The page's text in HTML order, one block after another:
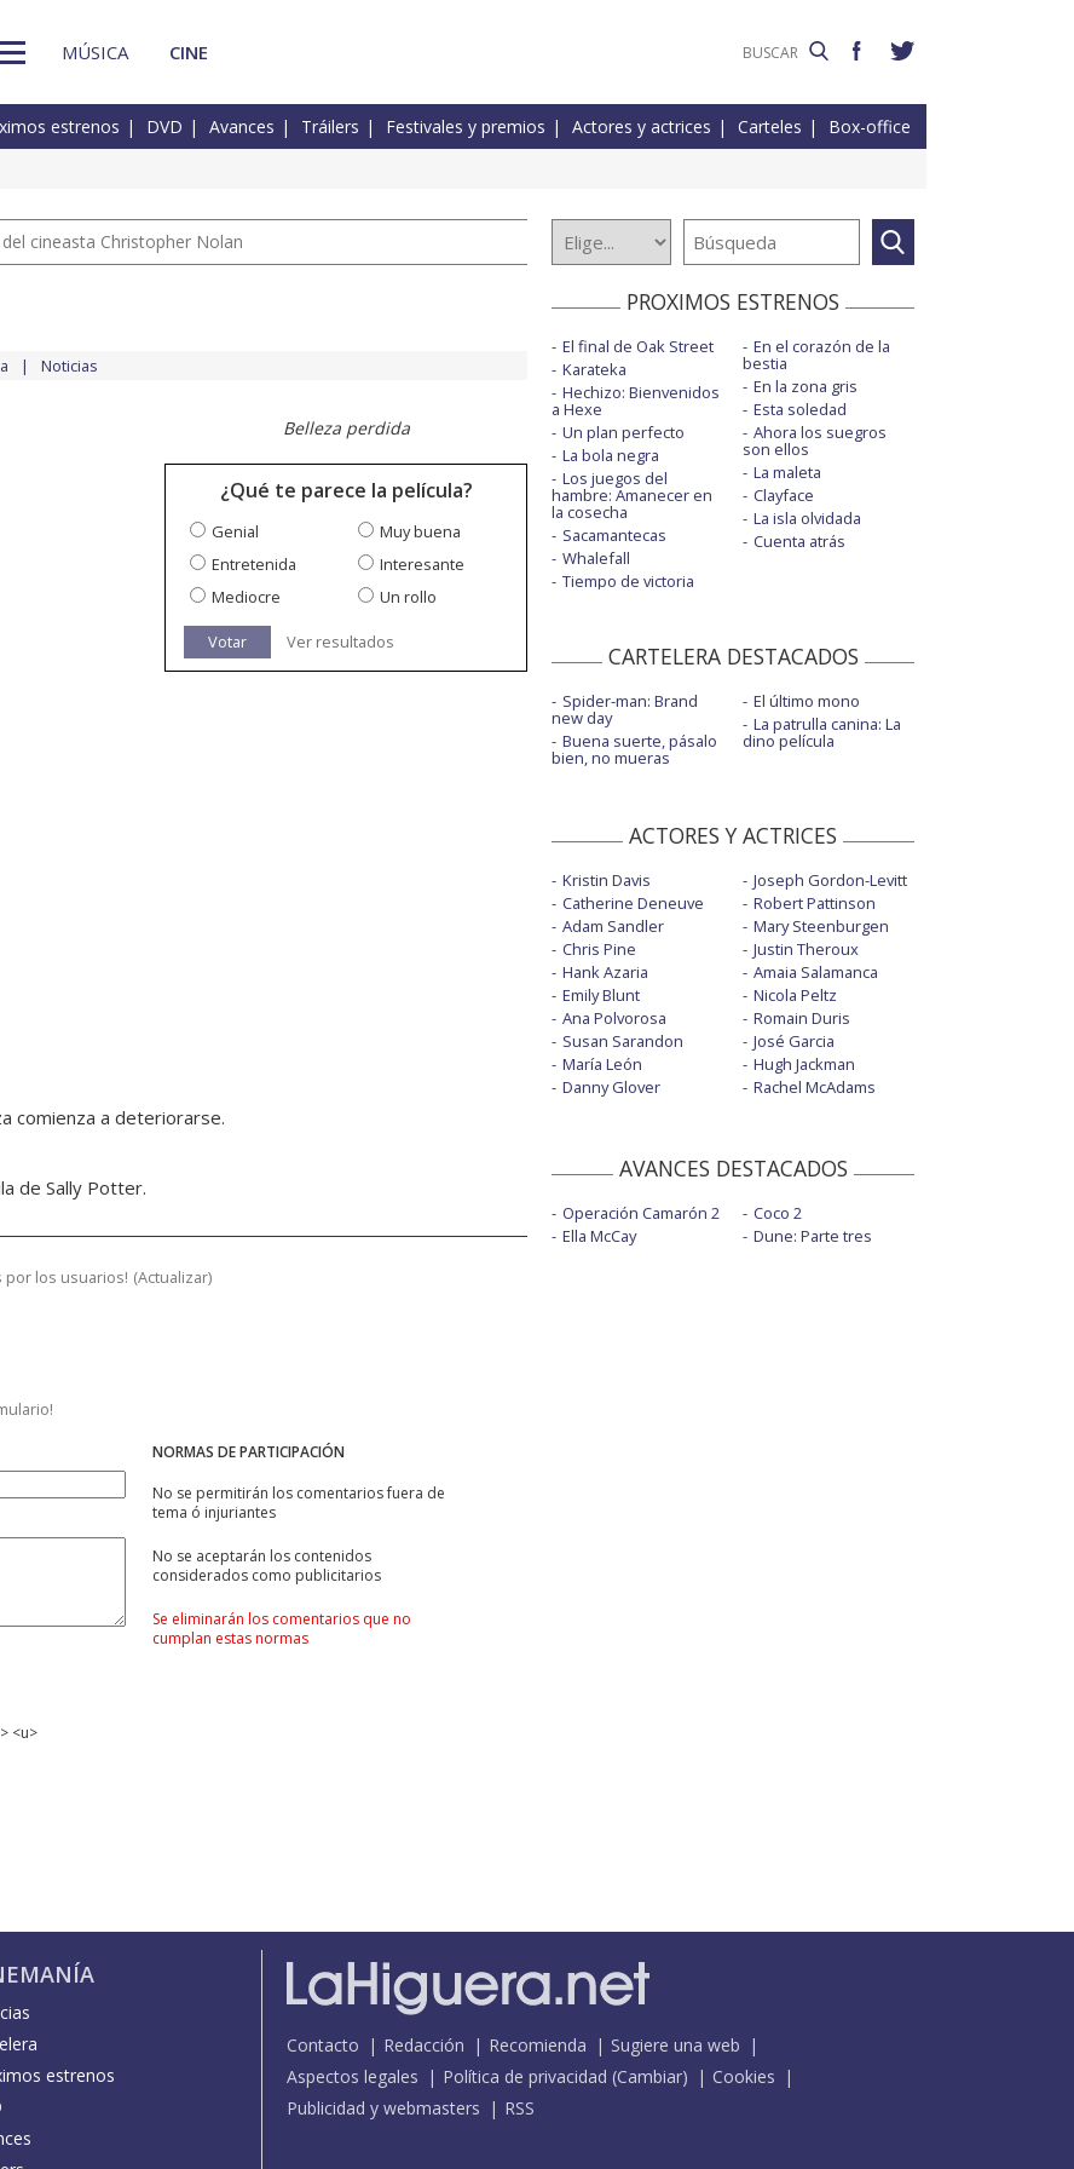
MÚSICA CINE
estrenos DVD Avances Tráilers Festivales y premios Actores y actrices Carteles Box-office
cineasta Christopher Nolan
Noticias
Belleza perdida
¿Qué te parece la película?
Genial
Muy buena
Entretenida
Interesante
Mediocre
Un rollo
Votar Ver resultados
comienza a deteriorarse.
de Sally Potter.
por los usuarios! (Actualizar)
NORMAS DE PARTICIPACIÓN
No se permitirán los comentarios fuera de
tema ó injuriantes
No se aceptarán los contenidos
considerados como publicitarios
Se eliminarán los comentarios que no
cumplan estas normas
<u>
PROXIMOS ESTRENOS
El final de Oak Street
Karateka
Hechizo: Bienvenidos
a Hexe
Un plan perfecto
La bola negra
Los juegos del
hambre: Amanecer en
la cosecha
Sacamantecas
Whalefall
Tiempo de victoria
En el corazón de la
bestia
En la zona gris
Esta soledad
Ahora los suegros
son ellos
La maleta
Clayface
La isla olvidada
Cuenta atrás
CARTELERA DESTACADOS
Spider-man: Brand
new day
Buena suerte, pásalo
bien, no mueras
El último mono
La patrulla canina: La
dino película
ACTORES Y ACTRICES
Kristin Davis
Catherine Deneuve
Adam Sandler
Chris Pine
Hank Azaria
Emily Blunt
Ana Polvorosa
Susan Sarandon
María León
Danny Glover
Joseph Gordon-Levitt
Robert Pattinson
Mary Steenburgen
Justin Theroux
Amaia Salamanca
Nicola Peltz
Romain Duris
José Garcia
Hugh Jackman
Rachel McAdams
AVANCES DESTACADOS
Operación Camarón 2
Ella McCay
Coco 2
Dune: Parte tres
estrenos
Contacto Redacción Recomienda
Sugiere una web
Aspectos legales
Política de privacidad (Cambiar)
Cookies
Publicidad y webmasters
RSS